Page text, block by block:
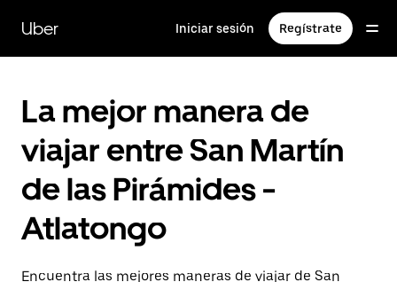
contenido
principal
Uber Iniciar sesión Regístrate
La mejor manera de
viajar entre San Martín
de las Pirámides -
Atlatongo
Encuentra las mejores maneras de viajar de San